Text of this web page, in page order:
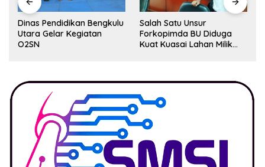
Dinas Pendidikan Bengkulu
Utara Gelar Kegiatan
O2SN
Salah Satu Unsur
Forkopimda BU Diduga
Kuat Kuasai Lahan Milik